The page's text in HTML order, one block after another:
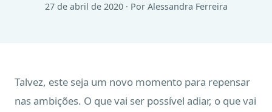
27 de abril de 2020· Por Alessandra Ferreira
Talvez, este seja um novo momento para repensar
nas ambições. O que vai ser possível adiar, o que vai